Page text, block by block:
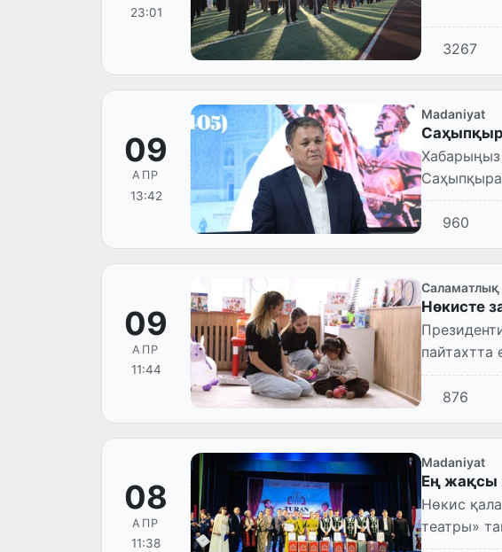
23:01
3267
09
АПР
13:42
Madaniyat
960
09
АПР
11:44
Саламатлық
Нөкисте
пайтахтта
қаласында
876
08
АПР
11:38
Madaniyat
Ең жақсы
Нөкис
театры»